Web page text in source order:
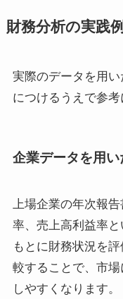
財務分析の実践例
実際のデータを用
につけるうえで参考
企業データを用
上場企業の年次報
率、売上高利益率
もとに財務状況を
較することで、市
しやすくなります。